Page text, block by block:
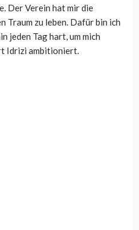
Der Verein hat mir die
Traum zu leben. Dafür bin ich
jeden Tag hart, um mich
Idrizi ambitioniert.